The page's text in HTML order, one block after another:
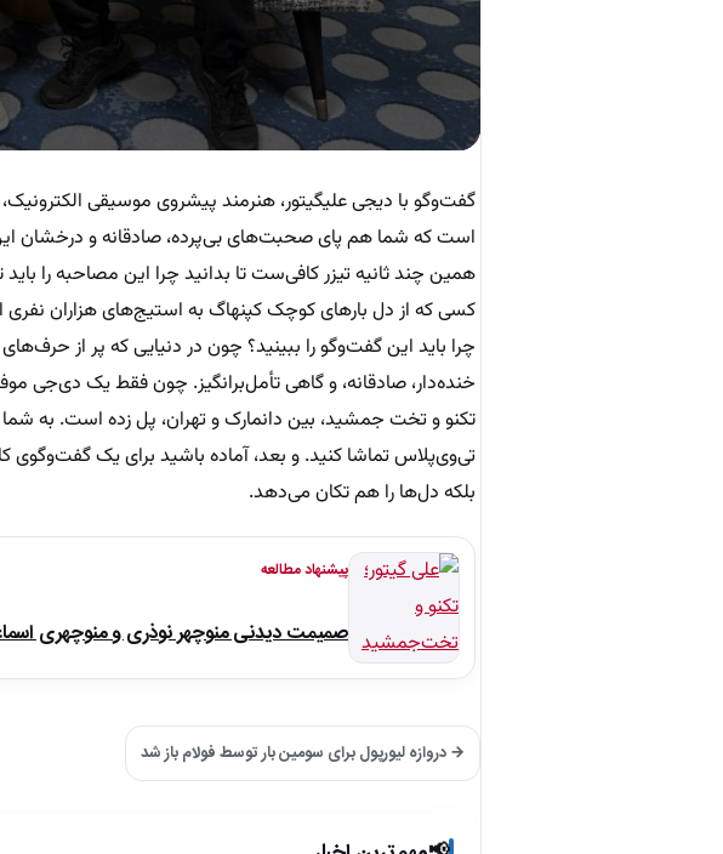
گفت‌وگو با دیجی علیگیتور، هنرمند پیشروی موسیقی
است که شما هم پای صحبت‌های بی‌پرده، صادقانه و درخشان
همین چند ثانیه تیزر کافی‌ست تا بدانید چرا این مصاحبه را
کسی که از دل بارهای کوچک کپنهاگ به استیج‌های هزاران نفری
چرا باید این گفت‌وگو را ببینید؟ چون در دنیایی که پر از
خنده‌دار، صادقانه، و گاهی تأمل‌برانگیز. چون فقط یک دی‌جی
تکنو و تخت جمشید، بین دانمارک و تهران، پل زده است. به
تی‌وی‌پلاس تماشا کنید. و بعد، آماده باشید برای یک
بلکه دل‌ها را هم تکان می‌دهد.
پیشنهاد مطالعه
صمیمت دیدنی منوچهر نوذری و منوچهری
→ دروازه لیورپول برای سومین بار توسط فولام باز شد